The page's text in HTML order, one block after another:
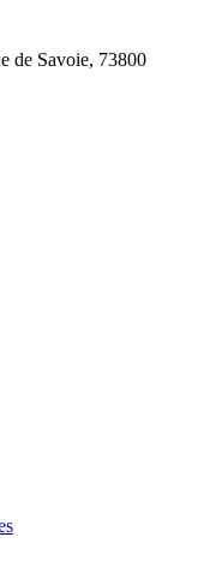
de Savoie, 73800